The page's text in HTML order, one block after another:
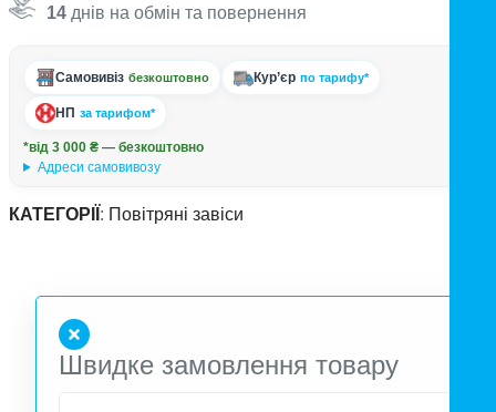
14 днів на обмін та повернення
Самовивіз безкоштовно Кур’єр по тарифу*
НП за тарифом*
*від 3 000 ₴ — безкоштовно
Адреси самовивозу
КАТЕГОРІЇ : Повітряні завіси
Швидке замовлення товару